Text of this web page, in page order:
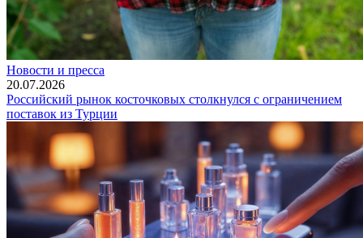
Новости и пресса
20.07.2026
Российский рынок косточковых столкнулся с ограничением
поставок из Турции